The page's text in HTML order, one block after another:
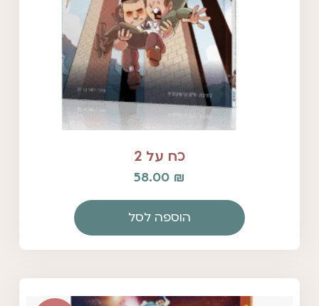
כח על 2
58.00 ₪
הוספה לסל